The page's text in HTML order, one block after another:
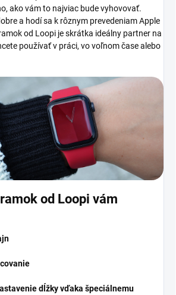
ako vám to najviac bude vyhovovať.
a hodí sa k rôznym prevedeniam Apple
od Loopi je skrátka ideálny partner na
používať v práci, vo voľnom čase alebo
od Loopi vám
dĺžky vďaka špeciálnemu